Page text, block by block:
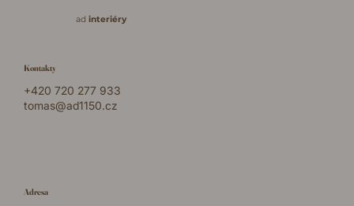
ad interiéry
Kontakty
+420 720 277 933
tomas@ad1150.cz
Adresa